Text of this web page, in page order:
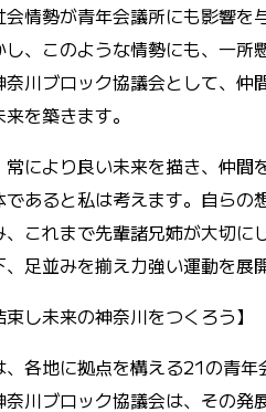
会情勢が青年会議所にも影響を
、このような情勢にも、一所
川ブロック協議会として、仲
を築きます。
により良い未来を描き、仲間
あると私は考えます。自らの
これまで先輩諸兄姉が大切に
足並みを揃え力強い運動を展
束し未来の神奈川をつくろう】
各地に拠点を構える21の青年
川ブロック協議会は、その発